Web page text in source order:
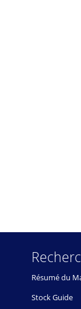
Résumé du
Stock Guide